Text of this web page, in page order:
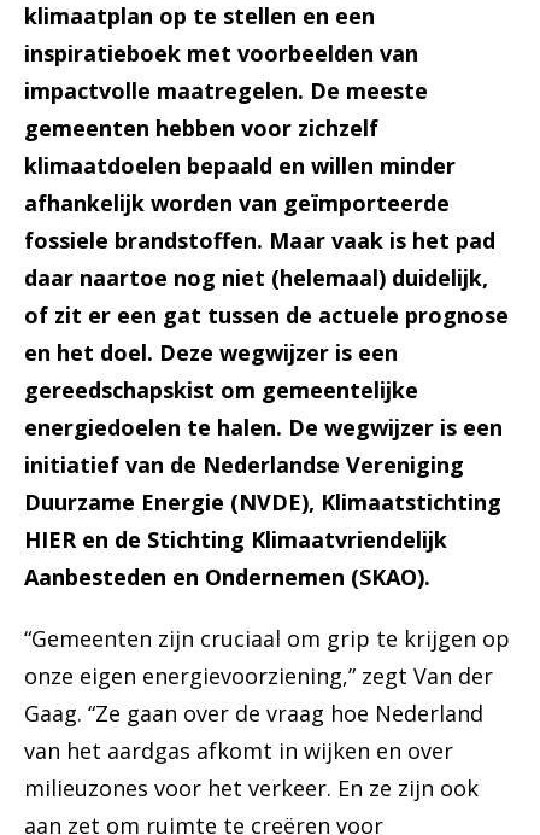
klimaatplan op te stellen en een
inspiratieboek met voorbeelden van
impactvolle maatregelen. De meeste
gemeenten hebben voor zichzelf
klimaatdoelen bepaald en willen minder
afhankelijk worden van geïmporteerde
fossiele brandstoffen. Maar vaak is het pad
daar naartoe nog niet (helemaal) duidelijk,
of zit er een gat tussen de actuele prognose
en het doel. Deze wegwijzer is een
gereedschapskist om gemeentelijke
energiedoelen te halen. De wegwijzer is een
initiatief van de Nederlandse Vereniging
Duurzame Energie (NVDE), Klimaatstichting
HIER en de Stichting Klimaatvriendelijk
Aanbesteden en Ondernemen (SKAO).
“Gemeenten zijn cruciaal om grip te krijgen op
onze eigen energievoorziening,” zegt Van der
Gaag. “Ze gaan over de vraag hoe Nederland
van het aardgas afkomt in wijken en over
milieuzones voor het verkeer. En ze zijn ook
aan zet om ruimte te creëren voor